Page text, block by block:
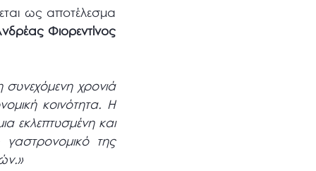
ως αποτέλεσμα
Φιορεντίνος
συνεχόμενη χρονιά
κοινότητα. Η
εκλεπτυσμένη και
της